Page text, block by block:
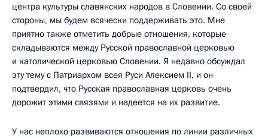
центра культуры славянских народов в Словении. Со своей
стороны, мы будем всячески поддерживать это. Мне
приятно также отметить добрые отношения, которые
складываются между Русской православной церковью
и католической церковью Словении. Я недавно обсуждал
эту тему с Патриархом всея Руси Алексием II, и он
подтвердил, что Русская православная церковь очень
дорожит этими связями и надеется на их развитие.
У нас неплохо развиваются отношения по линии различных